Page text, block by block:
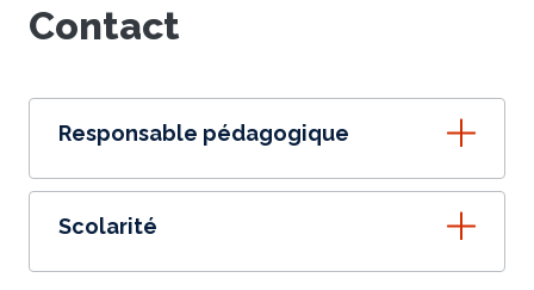
Contact
Responsable pédagogique
Scolarité